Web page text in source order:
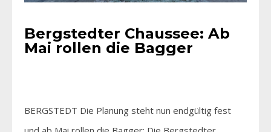
Bergstedter Chaussee: Ab
Mai rollen die Bagger
BERGSTEDT Die Planung steht nun endgültig fest